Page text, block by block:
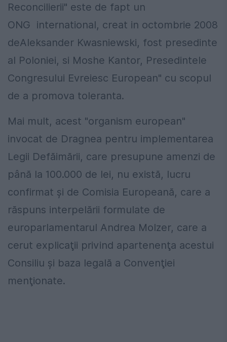
Reconcilierii" este de fapt un
ONG international, creat in octombrie 2008
deAleksander Kwasniewski, fost presedinte
al Poloniei, si Moshe Kantor, Presedintele
Congresului Evreiesc European" cu scopul
de a promova toleranta.
Mai mult, acest "organism european"
invocat de Dragnea pentru implementarea
Legii Defăimării, care presupune amenzi de
până la 100.000 de lei, nu există, lucru
confirmat şi de Comisia Europeană, care a
răspuns interpelării formulate de
europarlamentarul Andrea Molzer, care a
cerut explicaţii privind apartenenţa acestui
Consiliu şi baza legală a Convenţiei
menţionate.